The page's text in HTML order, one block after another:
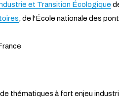
et Transition Écologique
, de l'École nationale des
thématiques à fort enjeu